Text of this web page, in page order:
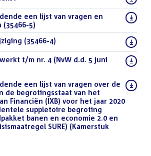
een lijst van vragen en
5)
(35466-4)
t/m nr. 4 (NvW d.d. 5 juni
een lijst van vragen over de
de begrotingsstaat van het
Financiën (IXB) voor het jaar 2020
suppletoire begroting
banen en economie 2.0 en
SURE) (Kamerstuk